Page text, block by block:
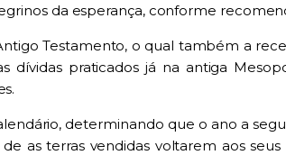
da esperança, conforme
Testamento, o qual também a
praticados já na antiga
determinando que o ano a
as terras vendidas voltarem aos seus